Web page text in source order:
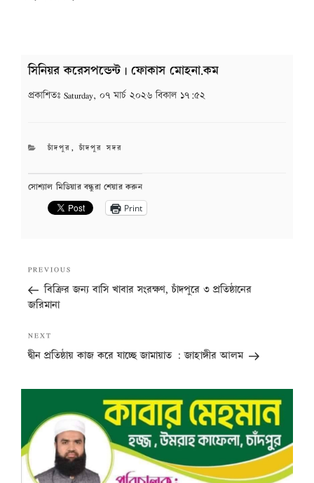
সিনিয়র করেসপন্ডেন্ট | ফোকাস মোহনা.কম
প্রকাশিতঃ Saturday, ০৭ মার্চ ২০২৬ বিকাল ১৭:৫২
CATEGORIES
চাঁদপুর ,চাঁদপুর সদর
সোশ্যাল মিডিয়ার বন্ধুরা শেয়ার করুন
Print
navigation
Previous
Post
PREVIOUS
বিক্রির জন্য বাসি খাবার সংরক্ষণ, চাঁদপুরে ৩ প্রতিষ্ঠানের
জরিমানা
Next
Post
NEXT
দ্বীন প্রতিষ্ঠায় কাজ করে যাচ্ছে জামায়াত : জাহাঙ্গীর আলম